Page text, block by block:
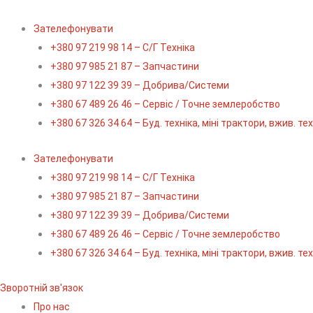
Зателефонувати
+380 97 219 98 14 – С/Г Техніка
+380 97 985 21 87 – Запчастини
+380 97 122 39 39 – Добрива/Cистеми
+380 67 489 26 46 – Сервіс / Точне землеробство
+380 67 326 34 64 – Буд. техніка, міні трактори, вжив.
Зателефонувати
+380 97 219 98 14 – С/Г Техніка
+380 97 985 21 87 – Запчастини
+380 97 122 39 39 – Добрива/Cистеми
+380 67 489 26 46 – Сервіс / Точне землеробство
+380 67 326 34 64 – Буд. техніка, міні трактори, вжив.
Зворотній зв'язок
Про нас